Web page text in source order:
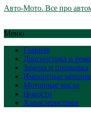
Авто-Мото. Все про
Меню
Главная
Диагностика и
Замена и промывка
Импортные
Моторные масла
Новости
Характеристики